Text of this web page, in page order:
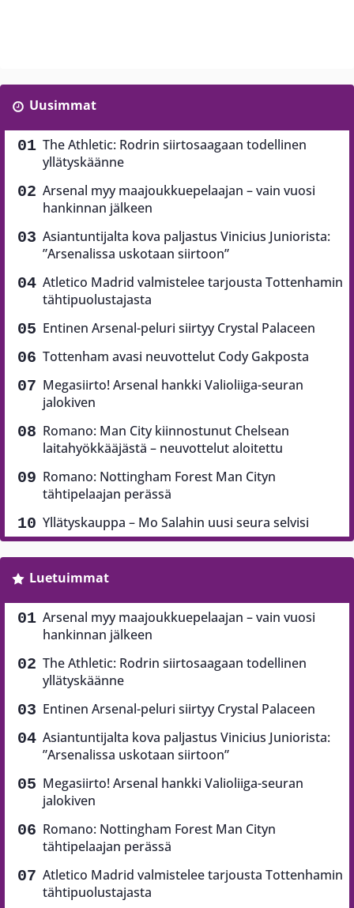
Uusimmat
The Athletic: Rodrin siirtosaagaan todellinen
yllätyskäänne
Arsenal myy maajoukkuepelaajan – vain vuosi
hankinnan jälkeen
Asiantuntijalta kova paljastus Vinicius Juniorista:
”Arsenalissa uskotaan siirtoon”
Atletico Madrid valmistelee tarjousta Tottenhamin
tähtipuolustajasta
Entinen Arsenal-peluri siirtyy Crystal Palaceen
Tottenham avasi neuvottelut Cody Gakposta
Megasiirto! Arsenal hankki Valioliiga-seuran
jalokiven
Romano: Man City kiinnostunut Chelsean
laitahyökkääjästä – neuvottelut aloitettu
Romano: Nottingham Forest Man Cityn
tähtipelaajan perässä
Yllätyskauppa – Mo Salahin uusi seura selvisi
Luetuimmat
Arsenal myy maajoukkuepelaajan – vain vuosi
hankinnan jälkeen
The Athletic: Rodrin siirtosaagaan todellinen
yllätyskäänne
Entinen Arsenal-peluri siirtyy Crystal Palaceen
Asiantuntijalta kova paljastus Vinicius Juniorista:
”Arsenalissa uskotaan siirtoon”
Megasiirto! Arsenal hankki Valioliiga-seuran
jalokiven
Romano: Nottingham Forest Man Cityn
tähtipelaajan perässä
Atletico Madrid valmistelee tarjousta Tottenhamin
tähtipuolustajasta